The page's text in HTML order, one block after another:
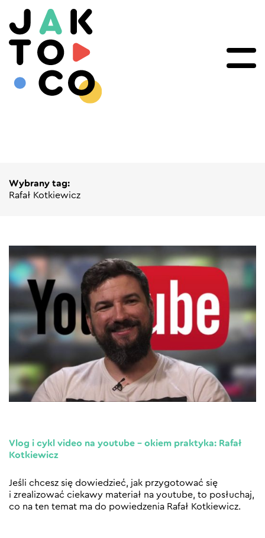
Wybrany tag:
Rafał Kotkiewicz
Vlog i cykl video na youtube – okiem praktyka: Rafał
Kotkiewicz
Jeśli chcesz się dowiedzieć, jak przygotować się
i zrealizować ciekawy materiał na youtube, to posłuchaj,
co na ten temat ma do powiedzenia Rafał Kotkiewicz.